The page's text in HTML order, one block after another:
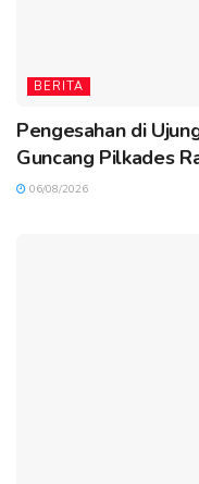
BERITA
Pengesahan di
Guncang Pilkades
06/08/2026